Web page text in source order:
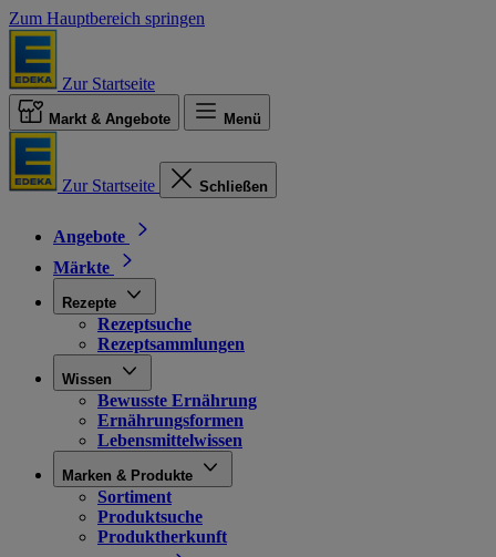
Zum Hauptbereich springen
Zur Startseite
Markt & Angebote Menü
Zur Startseite Schließen
Angebote
Märkte
Rezepte
Rezeptsuche
Rezeptsammlungen
Wissen
Bewusste Ernährung
Ernährungsformen
Lebensmittelwissen
Marken & Produkte
Sortiment
Produktsuche
Produktherkunft